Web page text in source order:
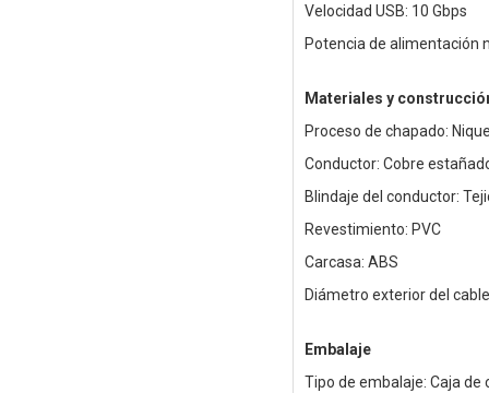
Velocidad USB: 10 Gbps
Potencia de alimentación
Materiales y
Proceso de chapado:
Conductor: Cobre
Blindaje del conductor:
Revestimiento: PVC
Carcasa: ABS
Diámetro exterior del
Embalaje
Tipo de embalaje: Caja de